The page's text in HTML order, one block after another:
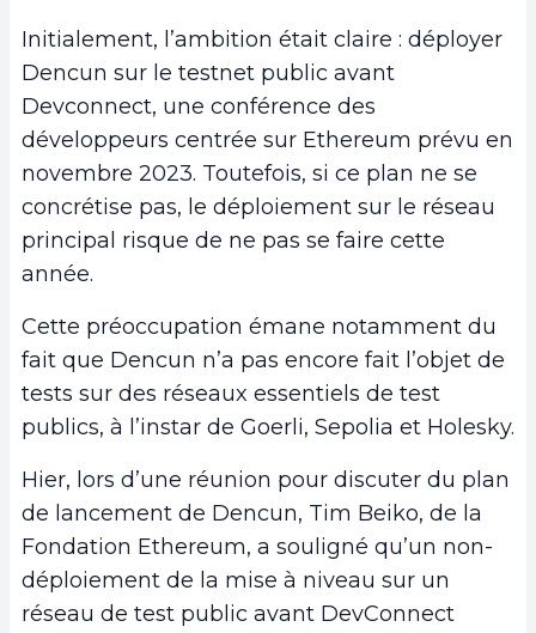
Initialement, l’ambition était claire : déployer
Dencun sur le testnet public avant
Devconnect, une conférence des
développeurs centrée sur Ethereum prévu en
novembre 2023. Toutefois, si ce plan ne se
concrétise pas, le déploiement sur le réseau
principal risque de ne pas se faire cette
année.
Cette préoccupation émane notamment du
fait que Dencun n’a pas encore fait l’objet de
tests sur des réseaux essentiels de test
publics, à l’instar de Goerli, Sepolia et Holesky.
Hier, lors d’une réunion pour discuter du plan
de lancement de Dencun, Tim Beiko, de la
Fondation Ethereum, a souligné qu’un non-
déploiement de la mise à niveau sur un
réseau de test public avant DevConnect